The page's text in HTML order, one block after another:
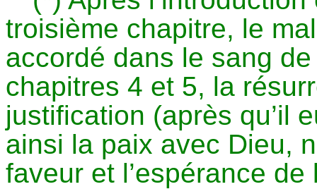
troisième chapitre, le
accordé dans le sang
chapitres 4 et 5, la
justification (après qu’il
ainsi la paix avec Dieu,
faveur et l’espérance